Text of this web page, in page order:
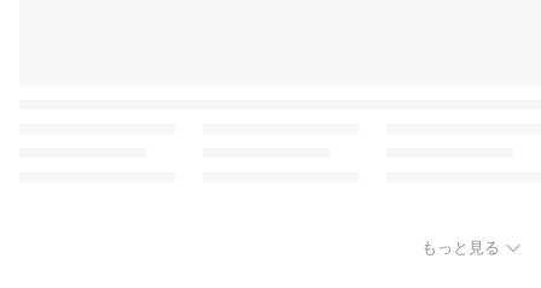
もっと見る